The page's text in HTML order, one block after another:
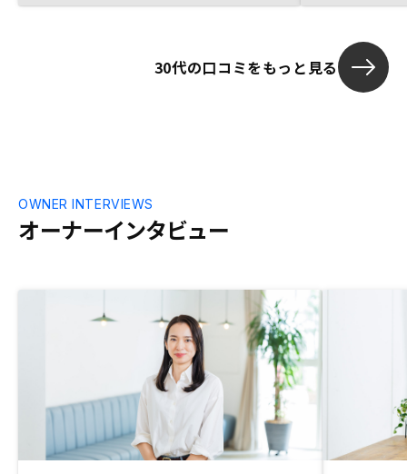
30代の口コミをもっと見る
オーナーインタビュー
OWNER INTERVIEWS